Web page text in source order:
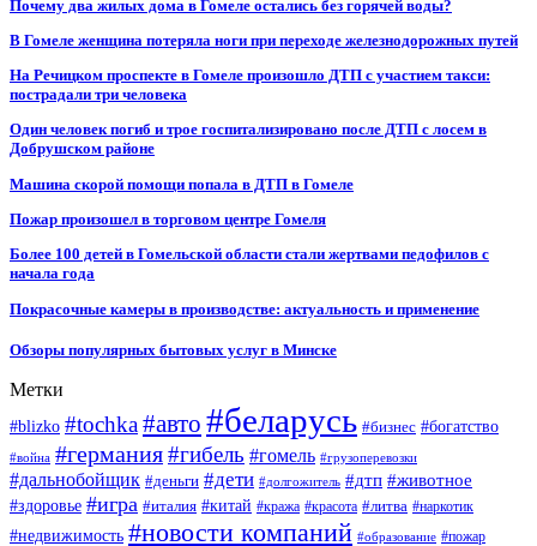
Почему два жилых дома в Гомеле остались без горячей воды?
В Гомеле женщина потеряла ноги при переходе железнодорожных путей
На Речицком проспекте в Гомеле произошло ДТП с участием такси:
пострадали три человека
Один человек погиб и трое госпитализировано после ДТП с лосем в
Добрушском районе
Машина скорой помощи попала в ДТП в Гомеле
Пожар произошел в торговом центре Гомеля
Более 100 детей в Гомельской области стали жертвами педофилов с
начала года
Покрасочные камеры в производстве: актуальность и применение
Обзоры популярных бытовых услуг в Минске
Метки
#blizko #tochka#авто #беларусь #бизнес #богатство
#война #германия#гибель #гомель #грузоперевозки
#дальнобойщик #деньги #дети #долгожитель #дтп #животное
#здоровье #игра #италия #китай #кража #красота #литва #наркотик
#недвижимость #новости компаний #образование #пожар